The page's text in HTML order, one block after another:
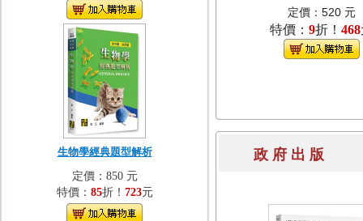
生物學經典題型解析
定價：850 元
特價： 85折！ 723元
定價：520 元
特價： 9折！ 468
政 府 出